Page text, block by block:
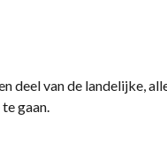
deel van de landelijke,
gaan.